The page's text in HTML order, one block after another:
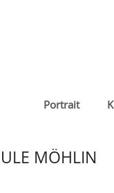
Portrait
MÖHLIN